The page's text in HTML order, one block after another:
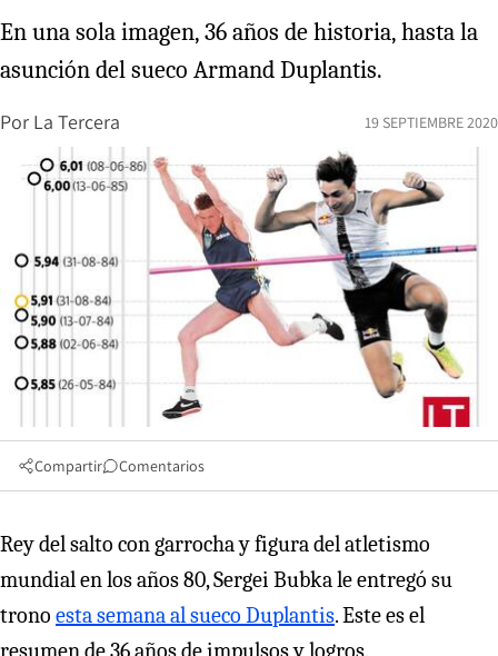
En una sola imagen, 36 años de historia, hasta la
asunción del sueco Armand Duplantis.
Por La Tercera 19 SEPTIEMBRE 2020
Compartir Comentarios
Rey del salto con garrocha y figura del atletismo
mundial en los años 80, Sergei Bubka le entregó su
trono esta semana al sueco Duplantis. Este es el
resumen de 36 años de impulsos y logros.